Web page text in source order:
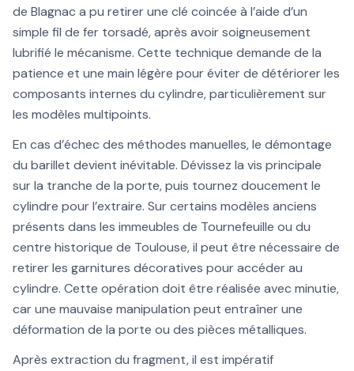
de Blagnac a pu retirer une clé coincée à l’aide d’un
simple fil de fer torsadé, après avoir soigneusement
lubrifié le mécanisme. Cette technique demande de la
patience et une main légère pour éviter de détériorer les
composants internes du cylindre, particulièrement sur
les modèles multipoints.
En cas d’échec des méthodes manuelles, le démontage
du barillet devient inévitable. Dévissez la vis principale
sur la tranche de la porte, puis tournez doucement le
cylindre pour l’extraire. Sur certains modèles anciens
présents dans les immeubles de Tournefeuille ou du
centre historique de Toulouse, il peut être nécessaire de
retirer les garnitures décoratives pour accéder au
cylindre. Cette opération doit être réalisée avec minutie,
car une mauvaise manipulation peut entraîner une
déformation de la porte ou des pièces métalliques.
Après extraction du fragment, il est impératif